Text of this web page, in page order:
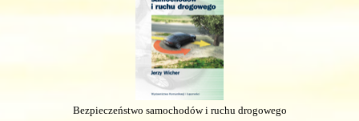
Bezpieczeństwo samochodów i ruchu drogowego